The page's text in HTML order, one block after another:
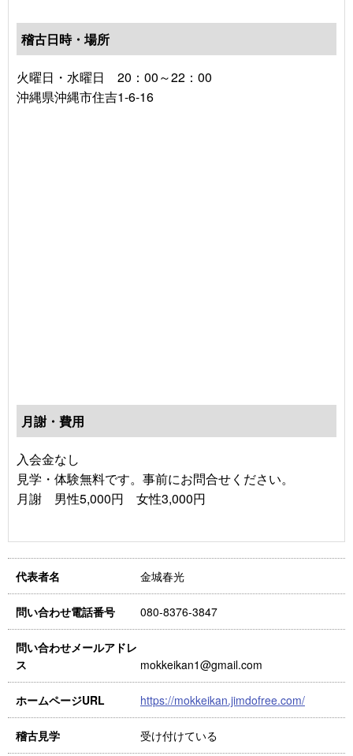
稽古日時・場所
火曜日・水曜日 20：00～22：00
沖縄県沖縄市住吉1-6-16
月謝・費用
入会金なし
見学・体験無料です。事前にお問合せください。
月謝 男性5,000円 女性3,000円
代表者名 金城春光
問い合わせ電話番号 080-8376-3847
問い合わせメールアドレ
ス
mokkeikan1@gmail.com
ホームページURL https://mokkeikan.jimdofree.com/
稽古見学 受け付けている